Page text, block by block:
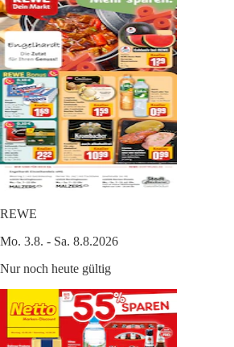
REWE
Mo. 3.8. - Sa. 8.8.2026
Nur noch heute gültig